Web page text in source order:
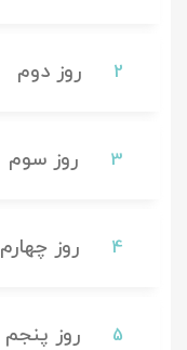
2 روز دوم
3 روز سوم
4 روز چهارم
5 روز پنجم